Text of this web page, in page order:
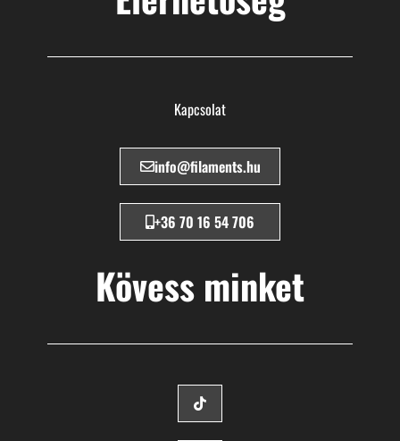
Kapcsolat
info@filaments.hu
+36 70 16 54 706
Kövess minket